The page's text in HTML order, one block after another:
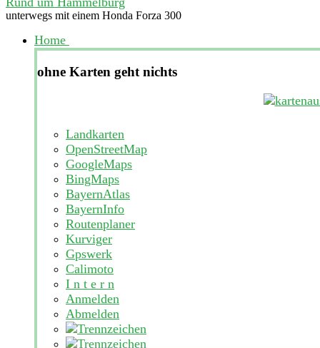
unterwegs mit einem Honda Forza 300
Home
ohne Karten geht nichts
Landkarten
OpenStreetMap
GoogleMaps
BingMaps
BayernAtlas
BayernInfo
Routenplaner
Kurviger
Gpswerk
Calimoto
I n t e r n
Anmelden
Abmelden